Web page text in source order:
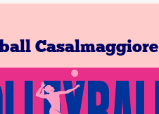
Casalmaggiore